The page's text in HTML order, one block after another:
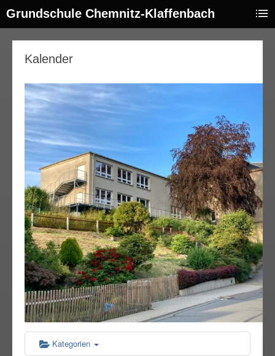
Grundschule Chemnitz-Klaffenbach
Kalender
Kategorien
00:00
02:00
03:00
04:00
05:00
06:00